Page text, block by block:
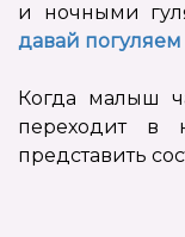
и ночными
давай
Когда малыш
переходит в
представить